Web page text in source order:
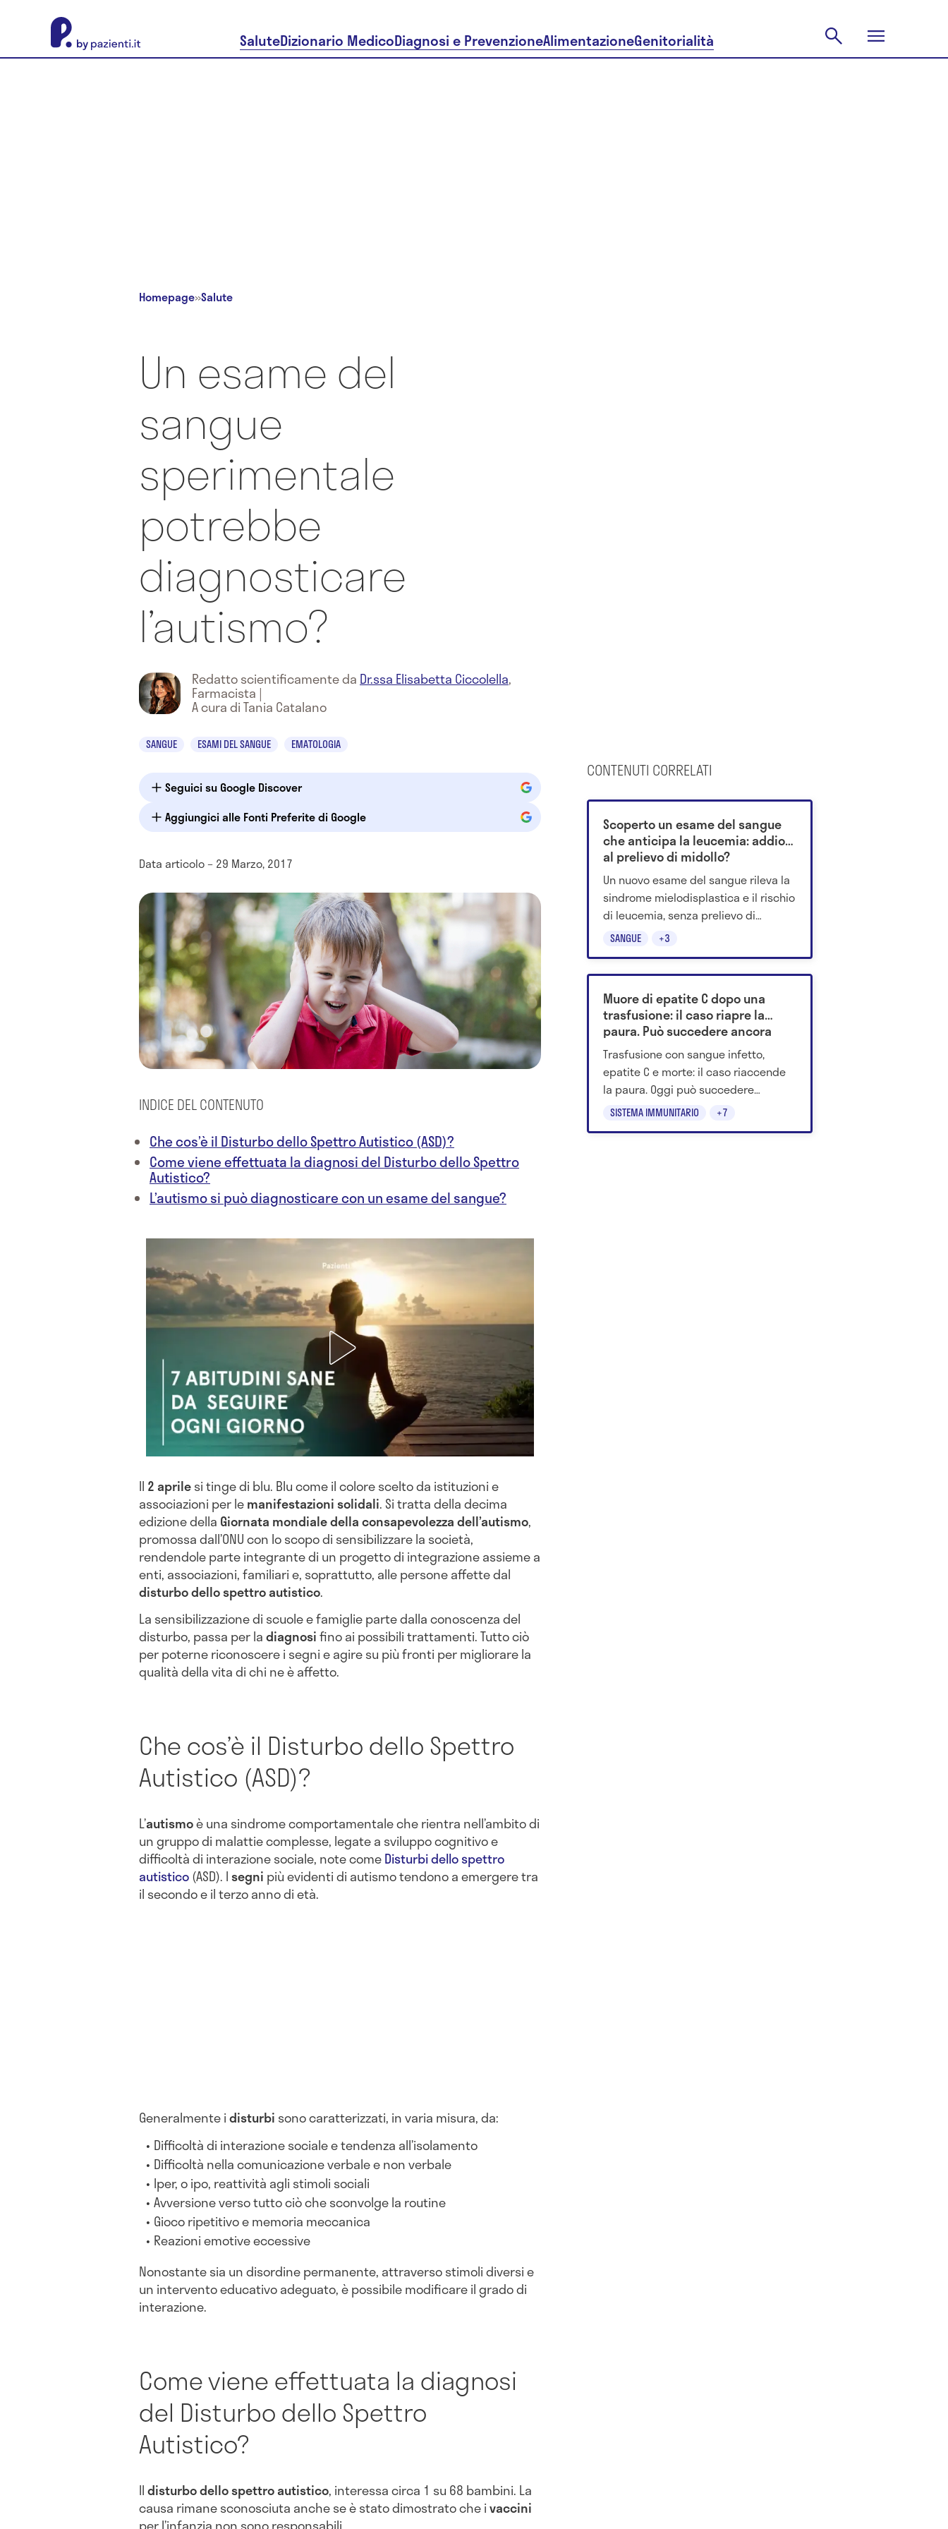
SaluteDizionario MedicoDiagnosi e PrevenzioneAlimentazioneGenitorialità
Homepage»Salute
Un esame del
sangue
sperimentale
potrebbe
diagnosticare
l’autismo?
Redatto scientificamente da Dr.ssa Elisabetta Ciccolella,
Farmacista |
A cura di Tania Catalano
SANGUE ESAMI DEL SANGUE EMATOLOGIA
Seguici su Google Discover
Aggiungici alle Fonti Preferite di Google
Data articolo – 29 Marzo, 2017
INDICE DEL CONTENUTO
Che cos’è il Disturbo dello Spettro Autistico (ASD)?
Come viene effettuata la diagnosi del Disturbo dello Spettro
Autistico?
L’autismo si può diagnosticare con un esame del sangue?
Il 2 aprilesi tinge di blu. Blu come il colore scelto da istituzioni e
associazioni per lemanifestazioni solidali. Si tratta della decima
edizione della Giornata mondiale della consapevolezza dell’autismo,
promossa dall’ONU con lo scopo di sensibilizzare la società,
rendendole parte integrante di un progetto di integrazione assieme a
enti, associazioni, familiari e, soprattutto, alle persone affette dal
disturbo dello spettro autistico.
La sensibilizzazione di scuole e famiglie parte dalla conoscenza del
disturbo, passa per ladiagnosifino ai possibili trattamenti. Tutto ciò
per poterne riconoscere i segni e agire su più fronti per migliorare la
qualità della vita di chi ne è affetto.
Che cos’è il Disturbo dello Spettro
Autistico (ASD)?
L’autismoè una sindrome comportamentale che rientra nell’ambito di
un gruppo di malattie complesse, legate a sviluppo cognitivo e
difficoltà di interazione sociale, note comeDisturbi dello spettro
autistico(ASD). Isegni più evidenti di autismo tendono a emergere tra
il secondo e il terzo anno di età.
Generalmente idisturbi sono caratterizzati, in varia misura, da:
Difficoltà di interazione sociale e tendenza all’isolamento
Difficoltà nella comunicazione verbale e non verbale
Iper, o ipo, reattività agli stimoli sociali
Avversione verso tutto ciò che sconvolge la routine
Gioco ripetitivo e memoria meccanica
Reazioni emotive eccessive
Nonostante sia un disordine permanente, attraverso stimoli diversi e
un intervento educativo adeguato, è possibile modificare il grado di
interazione.
Come viene effettuata la diagnosi
del Disturbo dello Spettro
Autistico?
Ildisturbo dello spettro autistico, interessa circa 1 su 68 bambini. La
causa rimane sconosciuta anche se è stato dimostrato che ivaccini
CONTENUTI CORRELATI
SANGUE +3
Scoperto un esame del sangue
che anticipa la leucemia: addio
al prelievo di midollo?
Un nuovo esame del sangue rileva la
sindrome mielodisplastica e il rischio
di leucemia, senza prelievo di
midollo. Scopri come funziona il test.
SISTEMA IMMUNITARIO +7
Muore di epatite C dopo una
trasfusione: il caso riapre la
paura. Può succedere ancora
oggi?
Trasfusione con sangue infetto,
epatite C e morte: il caso riaccende
la paura. Oggi può succedere
ancora? La risposta della scienza.